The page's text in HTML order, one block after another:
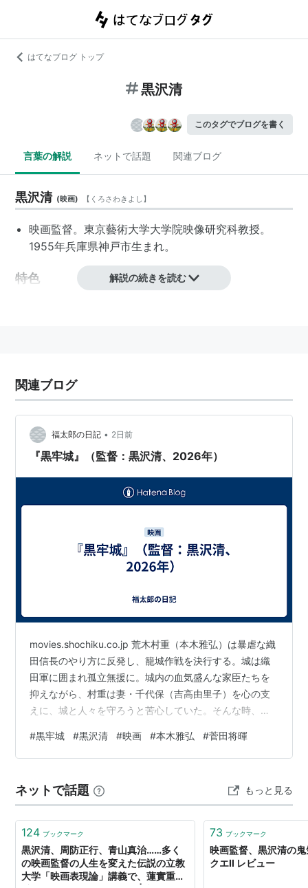
はてなブログ トップ
黒沢清
このタグでブログを書く
言葉の解説 ネットで話題 関連ブログ
黒沢清 (映画) 【 くろさわきよし 】
映画監督。東京藝術大学大学院映像研究科教授。
1955年兵庫県神戸市生まれ。
特色
略歴
立教大学で蓮實重彦に師事する。パロディアスユニ
ティに参加。8ミリ映画の自主製作・公開を手がけ
る。
1980年、『しがらみ学園』がぴあフィルムフェステ
てディレクターズ・カンパニーの設立に参加する。
1983年、ピンク映画『神田川淫乱戦争』で商業映画
『ドレミファ娘の血は騒ぐ』と改題、一般映画とし
て公開。
1989年、『スウィートホーム』を伊丹十三プロデュ
ースで製作。のちにビデオ化権をめぐり裁判とな
る。
1992年、サンダンス・インスティチュート のスカラ
シップを獲得し、渡米。
1995年、『勝手にしやがれ ! ! 』シリーズを発表。V
1997年『CURE』が
に出品。海外か
らの注目が始まる。
『ニンゲン合格』(1998年) のベルリン国際映画祭、
『カリスマ』(1999年) のカンヌ国際映画祭監督週
間、『大いなる幻影』(1999年) のヴェネチア国際映
画祭など世界各国の映画祭から招待され、国際的評
解説の続きを読む
関連ブログ
福太郎の日記 • 2日前
『黒牢城』（監督：黒沢清、2026年）
movies.shochiku.co.jp 荒木村重（本木雅弘）は暴虐な織
田信長のやり方に反発し、籠城作戦を決行する。城は織
田軍に囲まれ孤立無援に。城内の血気盛んな家臣たちを
抑えながら、村重は妻・千代保（吉高由里子）を心の支
えに、城と人々を守ろうと苦心していた。そんな時、城
次々と起こる。容疑者は、密室と化した城内に居る家臣
や身内の誰か。城外は敵軍。城内は裏切り者。誰もが疑
才軍師・黒田官兵衛（菅田将暉）と共に謎の解決に挑
む。事件の驚きの真相とは―。 黒沢清の映画ということ
で見に行った。映画の売り出…
#黒牢城 #黒沢清 #映画 #本木雅弘 #菅田将暉
ネットで話題 もっと見る
124 ブックマーク
黒沢清、周防正行、青山真治……多く
の映画監督の人生を変えた伝説の立教
大学「映画表現論」講義で、蓮實重彦
73 ブックマーク
映画監督、黒沢清の
クエⅡ レビュー